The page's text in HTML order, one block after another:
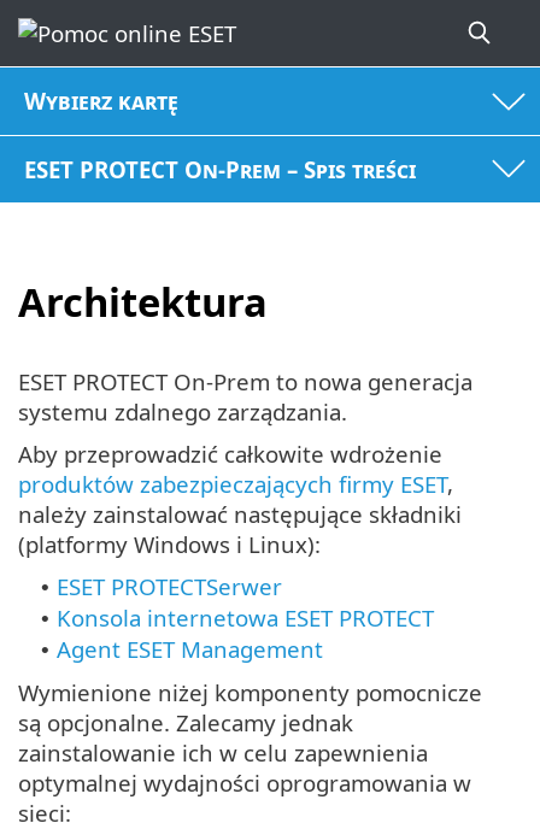
Wybierz kartę
ESET PROTECT On-Prem – Spis treści
Architektura
ESET PROTECT On-Prem to nowa generacja
systemu zdalnego zarządzania.
Aby przeprowadzić całkowite wdrożenie
produktów zabezpieczających firmy ESET,
należy zainstalować następujące składniki
(platformy Windows i Linux):
• ESET PROTECTSerwer
• Konsola internetowa ESET PROTECT
• Agent ESET Management
Wymienione niżej komponenty pomocnicze
są opcjonalne. Zalecamy jednak
zainstalowanie ich w celu zapewnienia
optymalnej wydajności oprogramowania w
sieci: